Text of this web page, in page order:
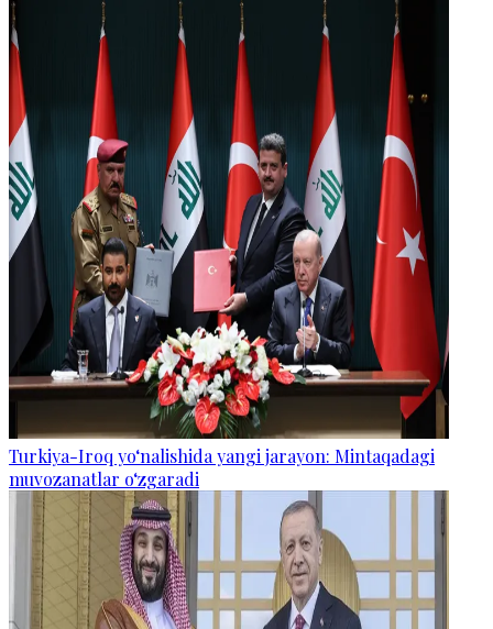
Turkiya-Iroq yo‘nalishida yangi jarayon: Mintaqadagi
muvozanatlar o‘zgaradi